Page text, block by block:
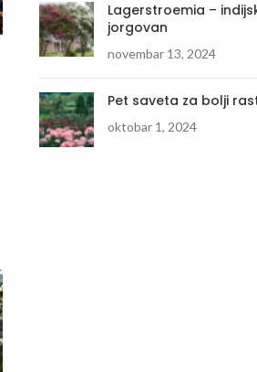
Heucherella “Tapestry”
750.00RSD
DODAJ U KORPU
Lagerstroemia –
jorgovan
novembar 13, 2024
Pet saveta za bolji
oktobar 1, 2024